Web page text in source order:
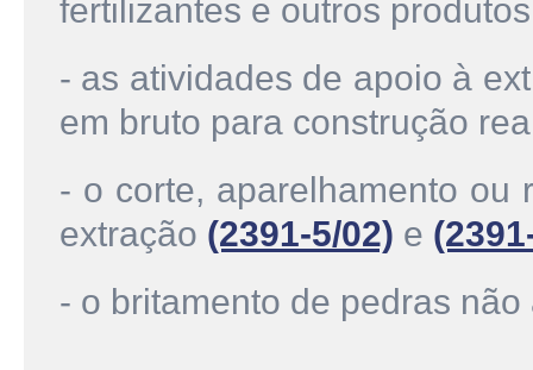
fertilizantes e outros
- as atividades de apoio à
em bruto para construção
- o corte, aparelhamento ou
extração (2391-5/02) e
- o britamento de pedras